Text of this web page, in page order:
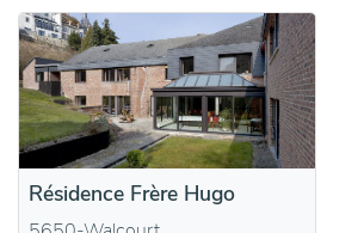
Résidence Frère Hugo